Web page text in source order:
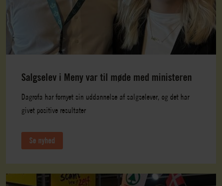
Salgselev i Meny var til møde med ministeren
Dagrofa har fornyet sin uddannelse af salgselever, og det har
givet positive resultater
Se nyhed